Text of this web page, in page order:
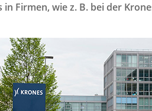
Firmen, wie z. B. bei der